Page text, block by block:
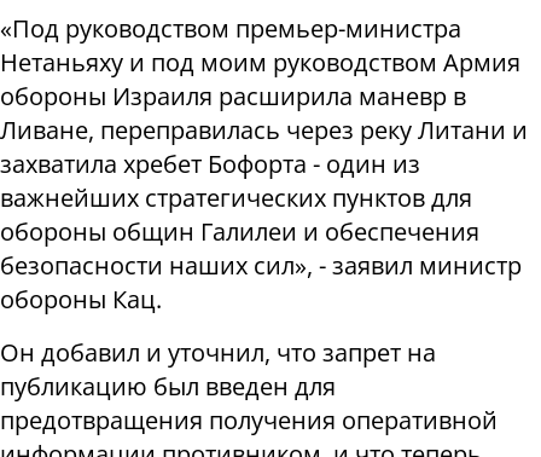
«Под руководством премьер-министра
Нетаньяху и под моим руководством Армия
обороны Израиля расширила маневр в
Ливане, переправилась через реку Литани и
захватила хребет Бофорта - один из
важнейших стратегических пунктов для
обороны общин Галилеи и обеспечения
безопасности наших сил», - заявил министр
обороны Кац.
Он добавил и уточнил, что запрет на
публикацию был введен для
предотвращения получения оперативной